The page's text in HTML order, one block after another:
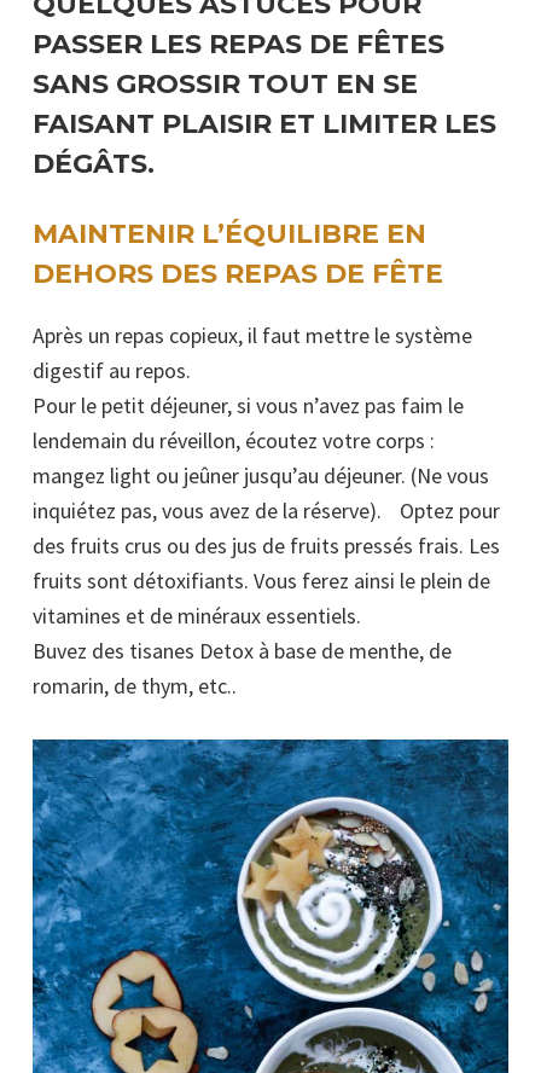
PASSER LES REPAS DE FÊTES
SANS GROSSIR TOUT EN SE
FAISANT PLAISIR ET LIMITER LES
DÉGÂTS.
MAINTENIR L’ÉQUILIBRE EN
DEHORS DES REPAS DE FÊTE
Après un repas copieux, il faut mettre le système
digestif au repos.
Pour le petit déjeuner, si vous n’avez pas faim le
lendemain du réveillon, écoutez votre corps :
mangez light ou jeûner jusqu’au déjeuner. (Ne vous
inquiétez pas, vous avez de la réserve). Optez pour
des fruits crus ou des jus de fruits pressés frais. Les
fruits sont détoxifiants. Vous ferez ainsi le plein de
vitamines et de minéraux essentiels.
Buvez des tisanes Detox à base de menthe, de
romarin, de thym, etc..